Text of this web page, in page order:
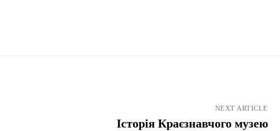
NEXT ARTICLE
Історія Краєзнавчого музею